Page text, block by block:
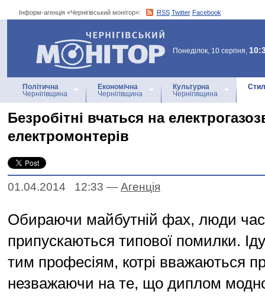
Інформ-агенція «Чернігівський монітор»: RSS Twitter Facebook
Інформ-агенція
«Чернігівський монітор»
Понеділок, 10 серпня,
Політична
Чернігівщина
Економічна
Чернігівщина
Культурна
Чернігівщина
Безробітні вчаться на
електромонтерів
01.04.2014 12:33 — Агенцiя
Обираючи майбутній фах, люди
припускаються типової помилки.
тим професіям, котрі вважаютьcя
незважаючи на те, що диплом